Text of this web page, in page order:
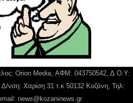
Orion Media, ΑΦΜ: 043750542, Δ.Ο.Υ:
νση: Χαρίση 31 τ.κ 50132 Κοζάνη, Τηλ:
news@kozaninews.gr